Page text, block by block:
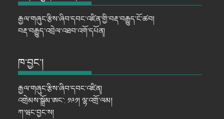
རྒྱལ་གཞུང་རྩིས་ཞིབ་དབང་འཛིན་གྱི་བརྡ་བརྒྱུད་ངོ་ཚབ།
བརྡ་བརྒྱུད་འབྲེལ་འཐབ་འགོ་དཔོན།
ཁ་བྱང་།
རྒྱལ་གཞུང་རྩིས་ཞིབ་དབང་འཛིན།
འགྲེམས་སྒྲོམ་ཨང་: ༡༩༡། ལྷ་འགྲོ་ལམ།
ཀ་ཝང་བྱང་ས།